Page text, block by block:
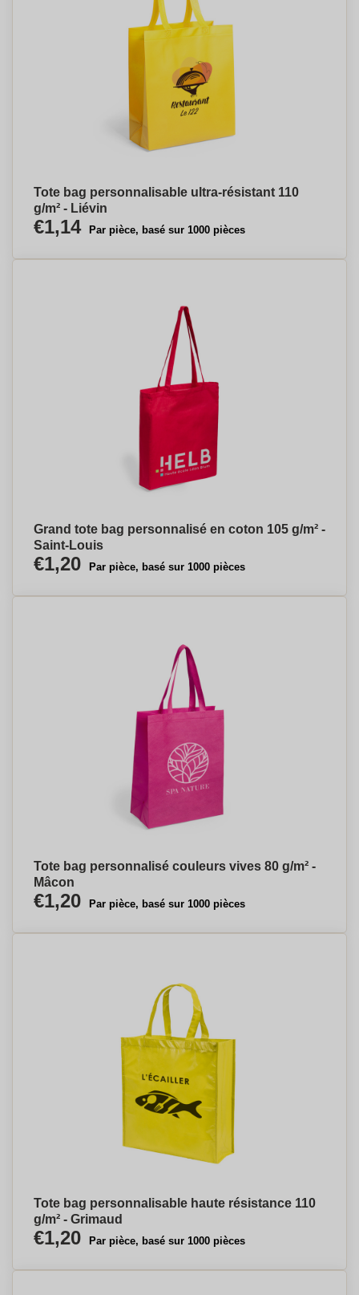
Tote bag personnalisable ultra-résistant 110
g/m² - Liévin
€1,14 Par pièce, basé sur 1000 pièces
Grand tote bag personnalisé en coton 105 g/m² -
Saint-Louis
€1,20 Par pièce, basé sur 1000 pièces
Tote bag personnalisé couleurs vives 80 g/m² -
Mâcon
€1,20 Par pièce, basé sur 1000 pièces
Tote bag personnalisable haute résistance 110
g/m² - Grimaud
€1,20 Par pièce, basé sur 1000 pièces